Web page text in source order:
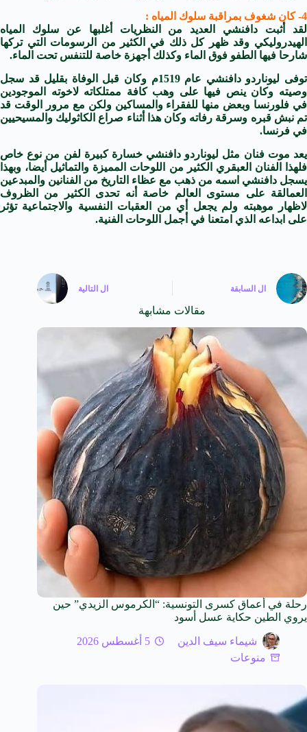
4- كان شغوف بمراقبة سلوك المياه :
لقد أثبت دافنشي العديد من النظريات أغلبها عن سلوك المياه
الهيدروليكي وقد ظهر كل ذلك في الكثير من الرسومات التي تركها
شارحا فيها الطفو فوق الماء وكذلك أجهزة خاصة للتنفس تحت الماء.
توفى ليوناردو دافنشي عام 1519م وكان قبل الوفاة بقليل قد سجل
وصيته وكان ينص فيها على وهب كافة ممتلكاته لاخوته الموجودين
في فلورنسا وبعض منها للفقراء والمساكين ولكن مع مرور الوقت قد
تم نبش قبره وسرقة رفاته وكان هذا أثناء صراع الكاثوليك والمسيحيين
في فرنسا.
يعد موت فنان مثل ليوناردو دافنشي خسارة كبيرة لفن من نوع خاص
فلهذا الفنان العبقري الكثير من اللوحات المميزة والتماثيل أيضا، وبهذا
يسجل دافنشي اسمه من ذهب مع عظاء التاريخ من الفنانين والمبدعين
العمالقة على مستوى العالم خاصة أنه تحدى الكثير من الظروف
لاظهار موهبته ولم يجعل أي من العقبات النفسية والاجتماعية تؤثر
على ابداعه الذي امتعنا في أجمل اللوحات الفنية.
ال السابقة ال التالية
مقالات مشابهة
رحلة في أعماق كسرى التونسية: “الكرموس الزيدي” حين
يروي الطين حكاية عسل أسود
شيماء سيف الدين
5 أغسطس 2026
منوعات